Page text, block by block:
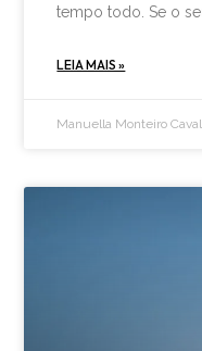
tempo todo. Se o
LEIA MAIS »
Manuella Monteiro